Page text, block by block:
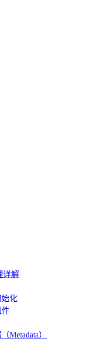
详解
化
件
Metadata）